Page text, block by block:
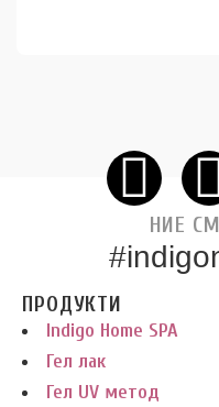
НИЕ
ПРОДУКТИ
Indigo Home SPA
Гел лак
Гел UV метод